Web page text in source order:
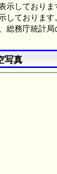
示しておりま
しております
総務庁統計
写真